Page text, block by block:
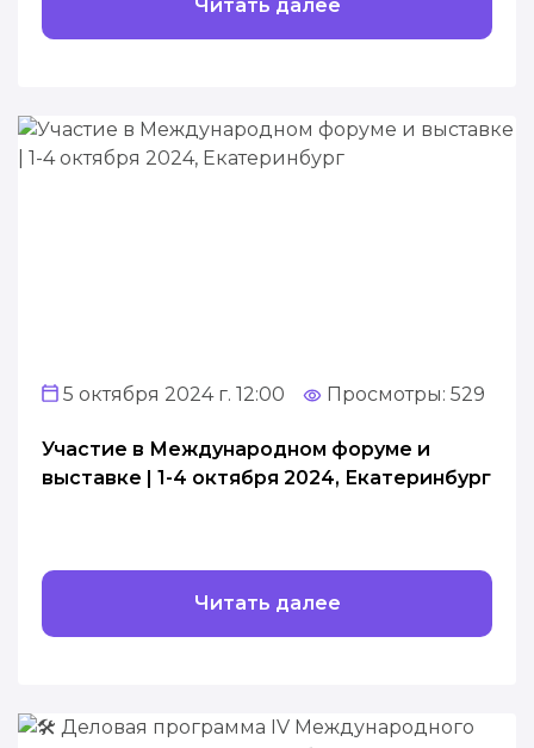
Читать далее
5 октября 2024 г. 12:00 Просмотры: 529
Участие в Международном форуме и
выставке | 1-4 октября 2024, Екатеринбург
Читать далее